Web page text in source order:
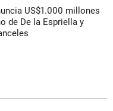
US$1.000 millones
de De la Espriella y